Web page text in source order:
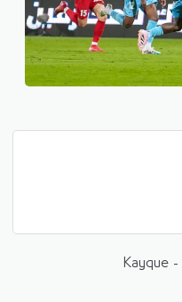
- Kayque